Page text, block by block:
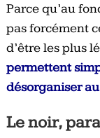
Parce qu’au
pas forcément
d’être les plus
permettent
désorganiser
Le noir,